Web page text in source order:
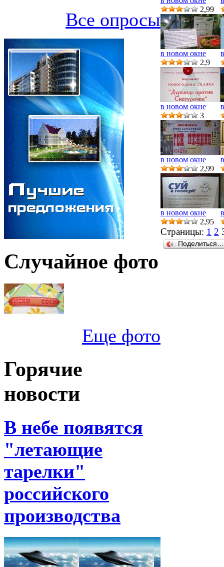
Все опросы
Случайное фото
Еще фото
Горячие
новости
В небе появятся
"летающие
тарелки"
российского
производства
2,99
в новом окне
2,9
в новом окне
3
в новом окне
2,99
в новом окне
2,95
Страницы: 1 2
Поделиться…